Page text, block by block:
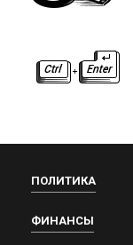
ПОЛИТИКА
ФИНАНСЫ